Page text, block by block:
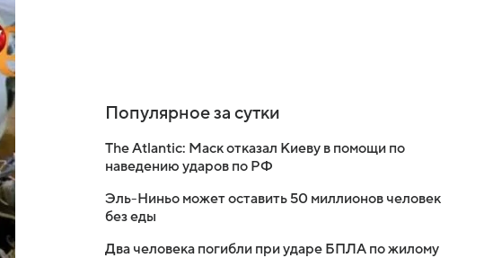
Популярное за сутки
The Atlantic: Маск отказал Киеву в помощи по
наведению ударов по РФ
Эль-Ниньо может оставить 50 миллионов человек
без еды
Два человека погибли при ударе БПЛА по жилому